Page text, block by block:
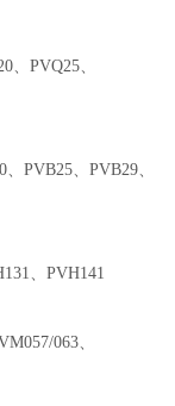
、PVQ25、
、PVB25、PVB29、
、PVH141
063、